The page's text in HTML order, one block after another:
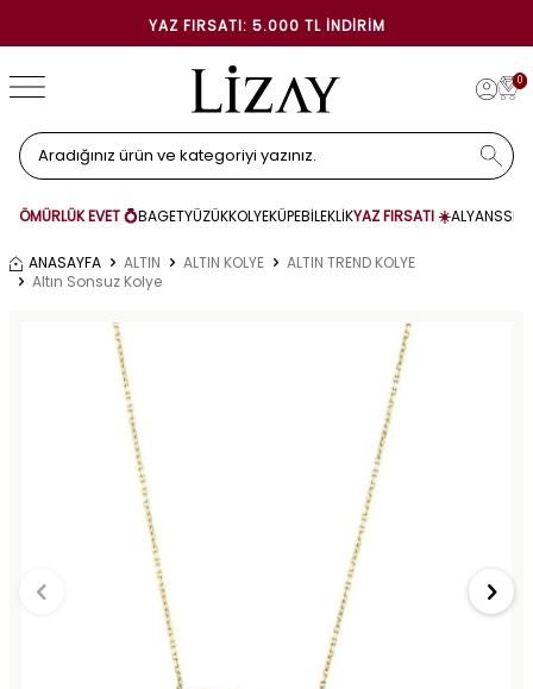
YAZ FIRSATI: 5.000 TL İNDIRIM
0
ÖMÜRLÜK EVET 💍BAGETYÜZÜKKOLYEKÜPEBİLEKLİKYAZ FIRSATI ☀️ALYANS
ANASAYFA ALTIN ALTIN KOLYE
ALTIN TREND KOLYE
Altın Sonsuz Kolye